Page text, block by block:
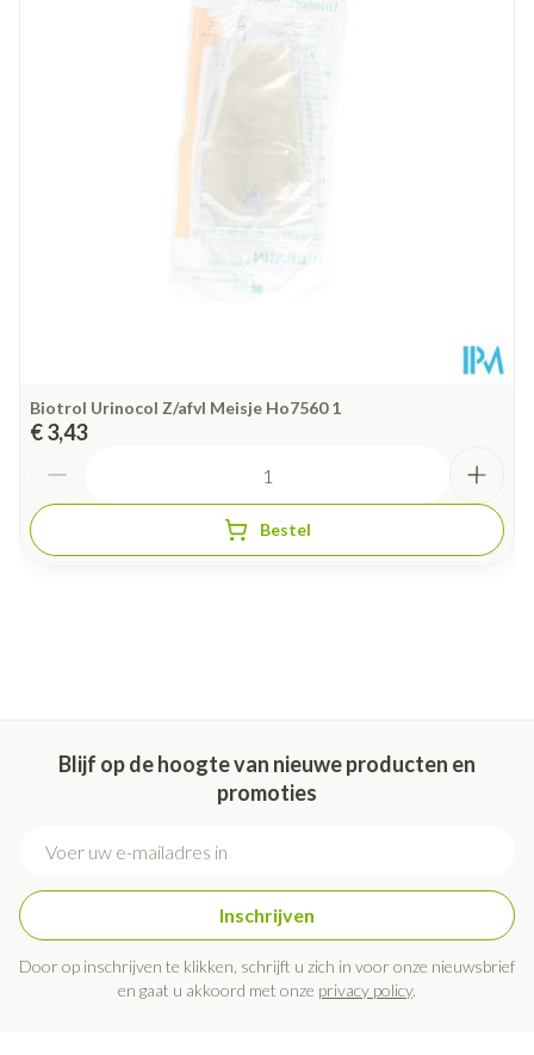
167 mm
Kamertemperatuur (15°C - 25°C)
Biotrol Urinocol Z/afvl Meisje Ho7560 1
€ 3,43
Bestel
Blijf op de hoogte van nieuwe producten en
promoties
Inschrijven
Door op inschrijven te klikken, schrijft u zich in voor onze nieuwsbrief
en gaat u akkoord met onze privacy policy.